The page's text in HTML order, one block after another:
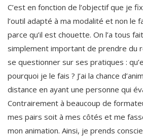
C’est en fonction de l’objectif que je
l’outil adapté à ma modalité et non le
parce qu’il est chouette. On l’a tous
simplement important de prendre du
se questionner sur ses pratiques :
pourquoi je le fais ? J’ai la chance
distance en ayant une personne qui
Contrairement à beaucoup de
mes pairs soit à mes côtés et me
mon animation. Ainsi, je prends